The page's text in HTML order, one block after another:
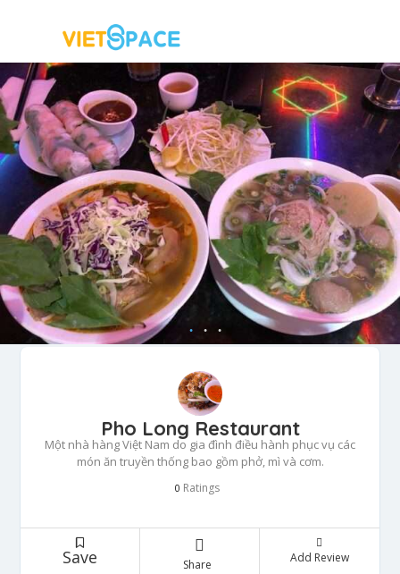
Pho Long Restaurant
Một nhà hàng Việt Nam do gia đình điều hành phục vụ các
món ăn truyền thống bao gồm phở, mì và cơm.
0 Ratings
Save Share Add Review